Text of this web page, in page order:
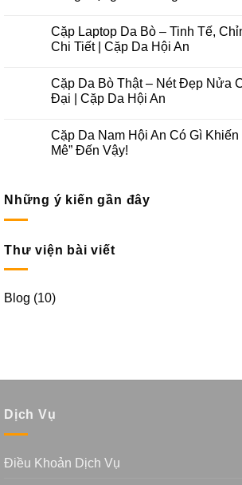
Cặp Laptop Da Bò – Tinh Tế,
Chi Tiết | Cặp Da Hội An
Cặp Da Bò Thật – Nét Đẹp Nửa
Đại | Cặp Da Hội An
Cặp Da Nam Hội An Có Gì Khiến
Mê” Đến Vậy!
Những ý kiến gần đây
Thư viện bài viết
Blog (10)
Dịch Vụ
Điều Khoản Dịch Vụ